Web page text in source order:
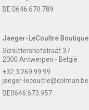
BE 0646.670.789
Jaeger-LeCoultre Boutique
Schuttershofstraat 37
2000 Antwerpen - België
+32 3 269 99 99
jaeger-lecoultre@colman.be
BE0646.673.957